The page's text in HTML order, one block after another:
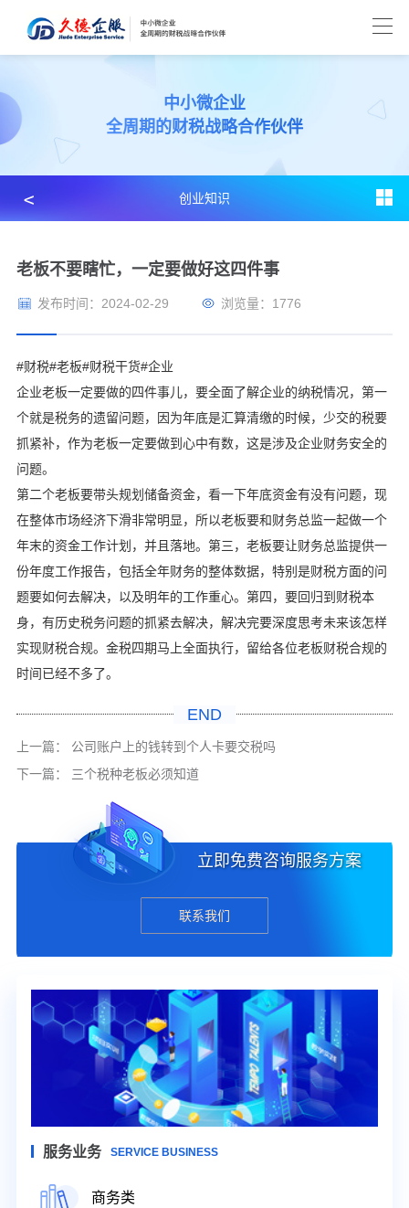
中小微企业
全周期的财税战略合作伙伴
﹤ 创业知识
老板不要瞎忙，一定要做好这四件事
发布时间：2024-02-29 浏览量：1776
#财税#老板#财税干货#企业
企业老板一定要做的四件事儿，要全面了解企业的纳税情况，第一
个就是税务的遗留问题，因为年底是汇算清缴的时候，少交的税要
抓紧补，作为老板一定要做到心中有数，这是涉及企业财务安全的
问题。
第二个老板要带头规划储备资金，看一下年底资金有没有问题，现
在整体市场经济下滑非常明显，所以老板要和财务总监一起做一个
年末的资金工作计划，并且落地。第三，老板要让财务总监提供一
份年度工作报告，包括全年财务的整体数据，特别是财税方面的问
题要如何去解决，以及明年的工作重心。第四，要回归到财税本
身，有历史税务问题的抓紧去解决，解决完要深度思考未来该怎样
实现财税合规。金税四期马上全面执行，留给各位老板财税合规的
时间已经不多了。
END
上一篇：
公司账户上的钱转到个人卡要交税吗
下一篇：
三个税种老板必须知道
立即免费咨询服务方案
联系我们
服务业务 SERVICE BUSINESS
商务类